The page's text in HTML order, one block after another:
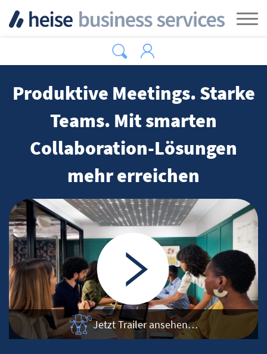
Produktive Meetings. Starke
Teams. Mit smarten
Collaboration-Lösungen
mehr erreichen
Jetzt Trailer ansehen…